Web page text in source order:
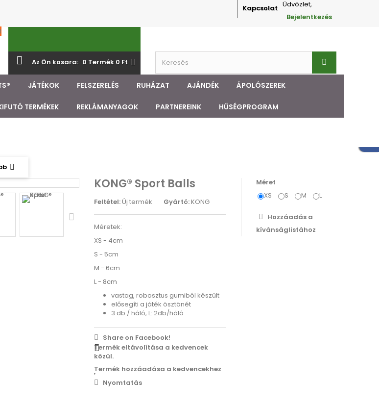
Üdvözlet,
Bejelentkezés
Kapcsolat
Az Ön kosara: 0 Termék 0 Ft‎
JÁTÉKOK FELSZERELÉS RUHÁZAT AJÁNDÉK ÁPOLÓSZEREK
TERMÉKEK REKLÁMANYAGOK PARTNEREINK HŰSÉGPROGRAM
KONG® Sport Balls
Feltétel:Új termék Gyártó:KONG
Méretek:
XS - 4cm
S - 5cm
M - 6cm
L - 8cm
vastag, robosztus gumiból készült
elősegíti a játék ösztönét
3 db / háló, L: 2db/háló
Share on Facebook!
Termék eltávolítása a kedvencek
közül.
Termék hozzáadása a kedvencekhez
Nyomtatás
Méret
XS
S M L
Hozzáadás a
kívánságlistához